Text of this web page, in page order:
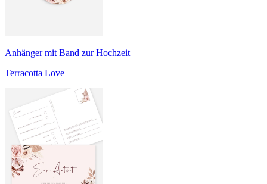
Anhänger mit Band zur Hochzeit
Terracotta Love